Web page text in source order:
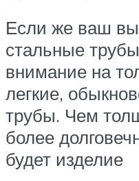
Если же ваш
стальные
внимание на
легкие,
трубы. Чем
более
будет изделие